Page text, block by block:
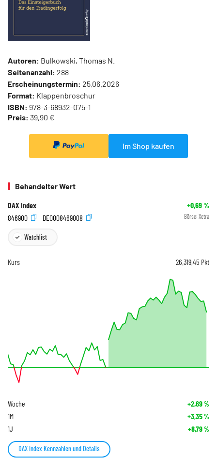
Autoren: Bulkowski, Thomas N.
Seitenanzahl: 288
Erscheinungstermin: 25.06.2026
Format: Klappenbroschur
ISBN: 978-3-68932-075-1
Preis: 39,90 €
Im Shop kaufen
Behandelter Wert
DAX Index +0,69%
846900
DE0008469008 Börse: Xetra
Watchlist
Kurs 26.319,45 Pkt
Woche +2,69%
1M +3,35%
1J +8,79%
DAX Index Kennzahlen und Details